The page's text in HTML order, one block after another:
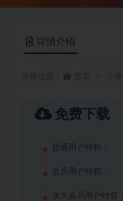
详情介绍
免费下载
普通用户特权：
会员用户特权：
永久会员用户特权：